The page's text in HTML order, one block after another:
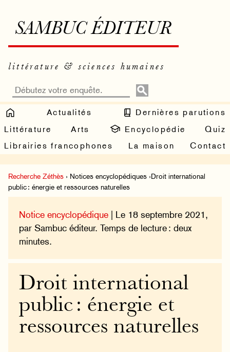
SAMBUC ÉDITEUR
littérature & sciences humaines
Actualités
Dernières parutions
Littérature
Arts Encyclopédie
Quiz
Librairies francophones
La maison Contact
Recherche Zéthès › Notices encyclopédiques ›Droit international
public : énergie et ressources naturelles
Notice encyclopédique | Le 18 septembre 2021,
par Sambuc éditeur. Temps de lecture : deux
minutes.
Droit international
public : énergie et
ressources naturelles